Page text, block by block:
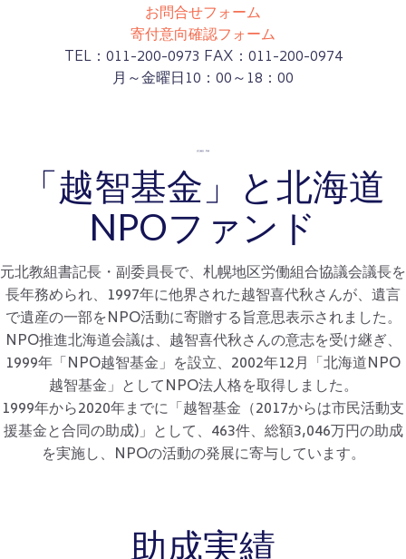
お問合せフォーム
寄付意向確認フォーム
TEL：011-200-0973 FAX：011-200-0974
月～金曜日10：00～18：00
「越智基金」と北海道
NPOファンド
元北教組書記長・副委員長で、札幌地区労働組合協議会議長を
長年務められ、1997年に他界された越智喜代秋さんが、遺言
で遺産の一部をNPO活動に寄贈する旨意思表示されました。
NPO推進北海道会議は、越智喜代秋さんの意志を受け継ぎ、
1999年「NPO越智基金」を設立、2002年12月「北海道NPO
越智基金」としてNPO法人格を取得しました。
1999年から2020年までに「越智基金（2017からは市民活動支
援基金と合同の助成)」として、463件、総額3,046万円の助成
を実施し、NPOの活動の発展に寄与しています。
助成実績